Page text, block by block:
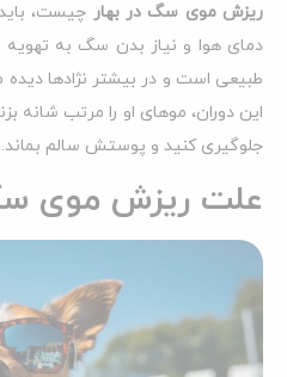
ریزش موی سگ در بهار چیست،
دمای هوا و نیاز بدن سگ به تهویه
طبیعی است و در بیشتر نژادها
این دوران، موهای او را مرتب شانه
جلوگیری کنید و پوستش سالم بماند.
علت ریزش موی